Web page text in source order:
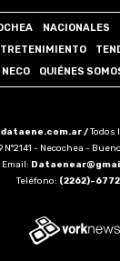
NACIONALES
QUIÉNES
dataene.com.ar /Todos
N°2141 - Necochea -
Email:
Teléfono: (2262)-